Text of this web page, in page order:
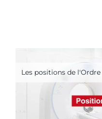
Les positions de l'Ordre